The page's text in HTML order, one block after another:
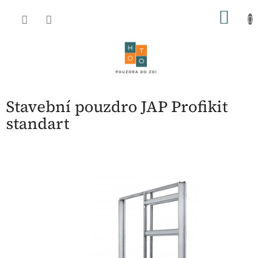
Stavební pouzdro JAP Profikit
standart